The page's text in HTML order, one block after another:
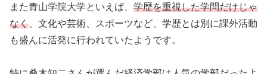
また青山学院大学といえば、 学歴を重視した学問だけじゃ
なく 、文化や芸術、スポーツなど、学歴とは別に課外活動
も盛んに活発に行われていたようです。